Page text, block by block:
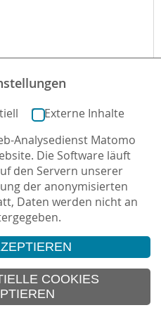
, letzte
Kino
Externe Inhalte
Analysedienst Matomo
Die Software läuft
den Servern unserer
der anonymisierten
Daten werden nicht an
COOKIES